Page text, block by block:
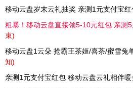
移动云盘岁末云礼抽奖 亲测1元支付宝红
粗暴！移动云盘直接领5-10元红包 亲测5
束)
移动云盘1云朵 抢霸王茶姬/喜茶/蜜雪兔
知)
亲测1元支付宝红包 移动云盘云礼相伴暖